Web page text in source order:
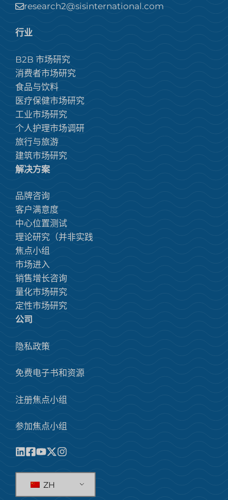
research2@sisinternational.com
行业
B2B 市场研究
消费者市场研究
食品与饮料
医疗保健市场研究
工业市场研究
个人护理市场调研
旅行与旅游
建筑市场研究
解决方案
品牌咨询
客户满意度
中心位置测试
理论研究（并非实践
焦点小组
市场进入
销售增长咨询
量化市场研究
定性市场研究
公司
隐私政策
免费电子书和资源
注册焦点小组
参加焦点小组
ZH